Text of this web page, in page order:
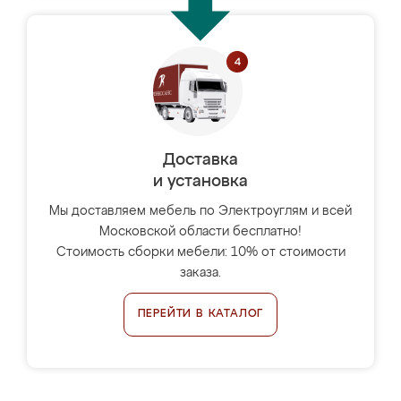
Доставка
и установка
Мы доставляем мебель по Электроуглям и всей
Московской области бесплатно!
Стоимость сборки мебели: 10% от стоимости
заказа.
ПЕРЕЙТИ В КАТАЛОГ